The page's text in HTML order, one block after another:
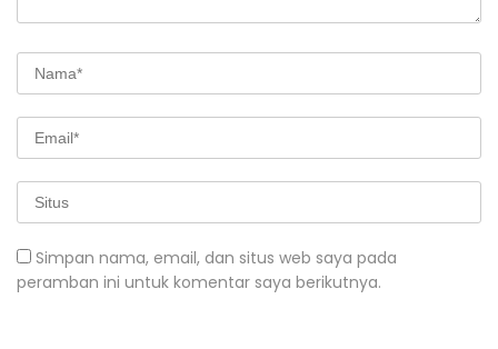
Simpan nama, email, dan situs web saya pada
peramban ini untuk komentar saya berikutnya.